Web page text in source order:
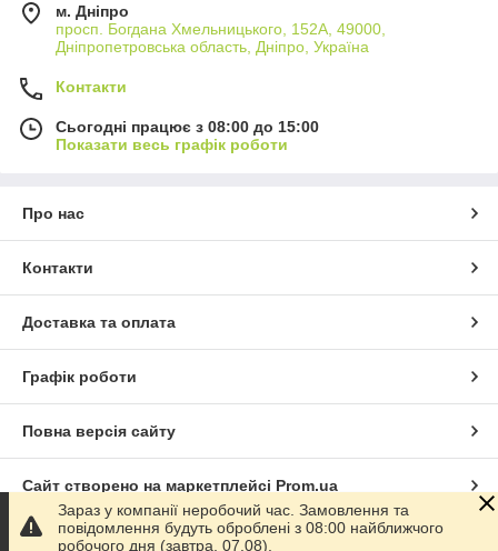
м. Дніпро
просп. Богдана Хмельницького, 152А, 49000,
Дніпропетровська область, Дніпро, Україна
Контакти
Сьогодні працює з 08:00 до 15:00
Показати весь графік роботи
Про нас
Контакти
Доставка та оплата
Графік роботи
Повна версія сайту
Сайт створено на маркетплейсі Prom.ua
Політика конфіденційності
Зараз у компанії неробочий час. Замовлення та
повідомлення будуть оброблені з 08:00 найближчого
робочого дня (завтра, 07.08).